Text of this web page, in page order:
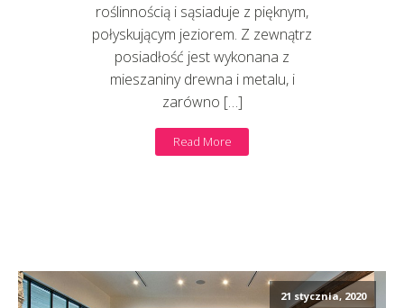
roślinnością i sąsiaduje z pięknym,
połyskującym jeziorem. Z zewnątrz
posiadłość jest wykonana z
mieszaniny drewna i metalu, i
zarówno […]
Read More
21 stycznia, 2020